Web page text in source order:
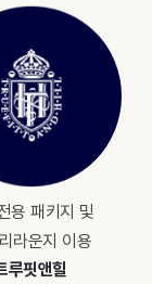
용 패키지 및
라운지 이용
루핏앤힐